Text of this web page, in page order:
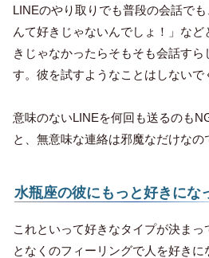
LINEのやり取りでも普段の会話で
んて好きじゃないんでしょ！」な
きじゃなかったらそもそも会話す
す。彼を試すようなことはしないで
意味のないLINEを何回も送るのも
と、無意味な連絡は邪魔なだけなの
水瓶座の彼にもっと好きにな
これといって好きなタイプが決ま
となくのフィーリングで人を好きに